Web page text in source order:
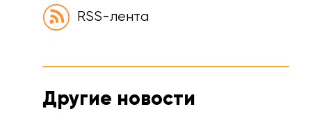
RSS-лента
Другие новости